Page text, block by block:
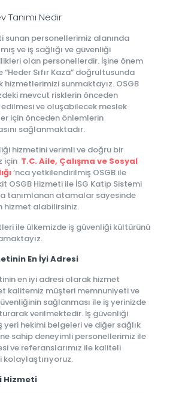
Tanımı Nedir
sunan personellerimiz alanında
ve iş sağlığı ve güvenliği
olan personellerdir. İşine önem
Sıfır Kaza” doğrultusunda
sunmaktayız. OSGB
mevcut risklerin önceden
ve oluşabilecek meslek
için önceden önlemlerin
sağlanmaktadır.
hizmetini verimli ve doğru bir
için T.C. Aile, Çalışma ve Sosyal
‘nca yetkilendirilmiş OSGB ile
OSGB Hizmeti ile İSG Katip Sistemi
tanımlanan atamalar sayesinde
hizmet alabilirsiniz.
ile ülkemizde iş güvenliği kültürünü
En İyi Adresi
en iyi adresi olarak hizmet
kalitemiz müşteri memnuniyeti ve
sağlanması ile iş yerinizde
verilmektedir. İş güvenliği
yeri hekimi belgeleri ve diğer sağlık
sahip deneyimli personellerimiz ile
ve referanslarımız ile kaliteli
Hizmeti